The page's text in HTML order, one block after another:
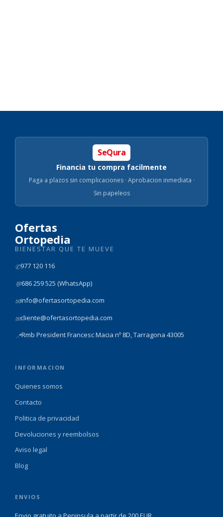
SeQura
Financia tu compra facilmente
Paga a plazos sin complicaciones · Aprobacion inmediata ·
Sin papeleos
Ofertas
Ortopedia
BIENESTAR QUE TE MUEVE
✆977 120 116
💬686 259 525 (WhatsApp)
✉info@ofertasortopedia.com
✉cliente@ofertasortopedia.com
📍Rmb President Francesc Macia nº 8D, Tarragona 43005
INFORMACION
Quienes somos
Contacto
Politica de privacidad
Devoluciones y reembolsos
Aviso legal
Blog
ENVIOS